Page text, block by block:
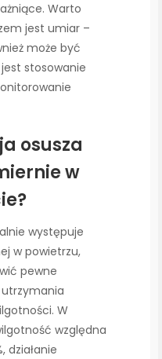
Warto
jest umiar –
może być
stosowanie
osusza
w
występuje
w powietrzu,
pewne
W
względna
działanie